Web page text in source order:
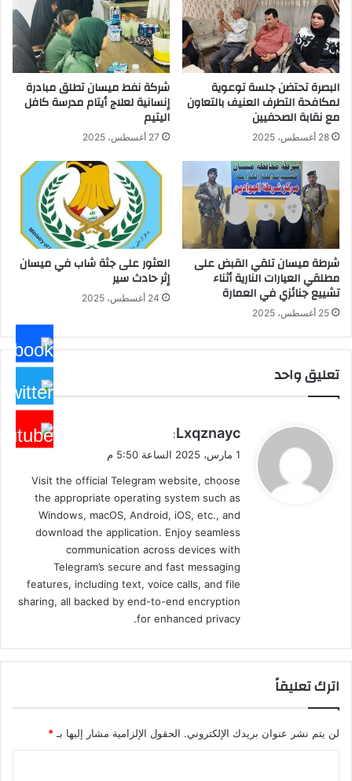
البصرة تحتضن جلسة توعوية
لمكافحة التطرف العنيف بالتعاون
مع نقابة الصحفيين
28 أغسطس، 2025
شركة نفط ميسان تطلق مبادرة
إنسانية لعلاج أيتام مدرسة كافل
اليتيم
27 أغسطس، 2025
شرطة ميسان تلقي القبض على
مطلقي العيارات النارية أثناء
تشييع جنائزي في العمارة
25 أغسطس، 2025
العثور على جثة شاب في ميسان
إثر حادث سير
24 أغسطس، 2025
تعليق واحد
ي
ق
ل
Lxqznayc
:
1 مارس، 2025 الساعة 5:50 م
Visit the official Telegram website, choose
the appropriate operating system such as
Windows, macOS, Android, iOS, etc., and
download the application. Enjoy seamless
communication across devices with
Telegram’s secure and fast messaging
features, including text, voice calls, and file
sharing, all backed by end-to-end encryption
for enhanced privacy.
اترك تعليقاً
لن يتم نشر عنوان بريدك الإلكتروني. الحقول الإلزامية مشار إليها بـ*